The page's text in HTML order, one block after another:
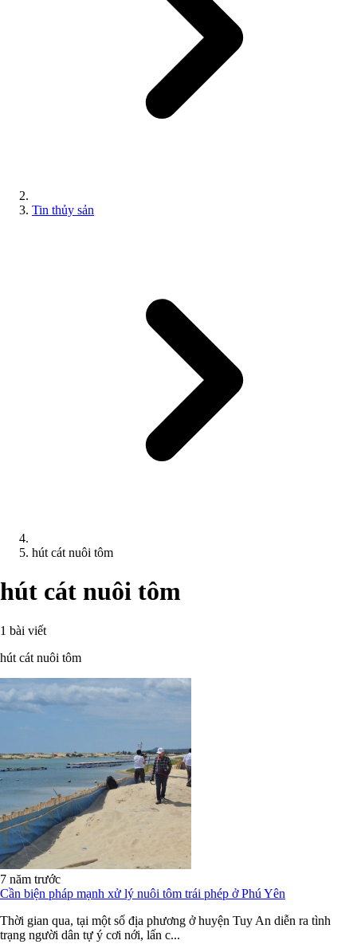
Tin thủy sản
hút cát nuôi tôm
hút cát nuôi tôm
1 bài viết
hút cát nuôi tôm
7 năm trước
Cần biện pháp mạnh xử lý nuôi tôm trái phép ở Phú Yên
Thời gian qua, tại một số địa phương ở huyện Tuy An diễn ra tình
trạng người dân tự ý cơi nới, lấn c...